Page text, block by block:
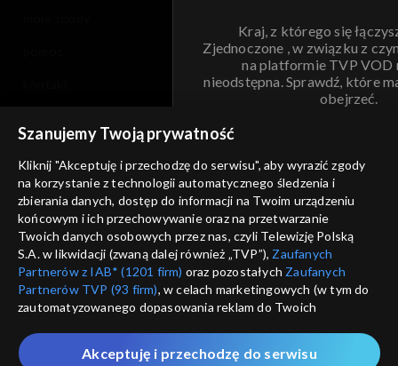
Kraj, z którego się
Zjednoczone , w związku z
na platformie TVP VOD
nieodstępna. Sprawdź, które
obejrzeć.
ANULUJ
informacje o dostawcy usług
Szanujemy Twoją prywatność
Kliknij "Akceptuję i przechodzę do serwisu", aby wyrazić zgody
na korzystanie z technologii automatycznego śledzenia i
zbierania danych, dostęp do informacji na Twoim urządzeniu
końcowym i ich przechowywanie oraz na przetwarzanie
Twoich danych osobowych przez nas, czyli Telewizję Polską
S.A. w likwidacji (zwaną dalej również „TVP”), Zaufanych
Partnerów z IAB* (1201 firm) oraz pozostałych Zaufanych
Partnerów TVP (93 firm), w celach marketingowych (w tym do
zautomatyzowanego dopasowania reklam do Twoich
które wskazujemy poniżej, a także zgody na udostępnianie
przez nas identyfikatora PPID do Google.
Akceptuję i przechodzę do serwisu